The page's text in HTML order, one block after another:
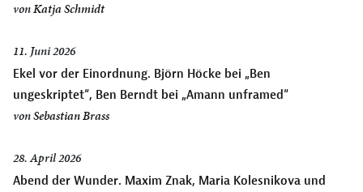
vonKatja Schmidt
11. Juni 2026
Ekel vor der Einordnung. Björn Höcke bei „Ben
ungeskriptet“, Ben Berndt bei „Amann unframed“
vonSebastian Brass
28. April 2026
Abend der Wunder. Maxim Znak, Maria Kolesnikova und